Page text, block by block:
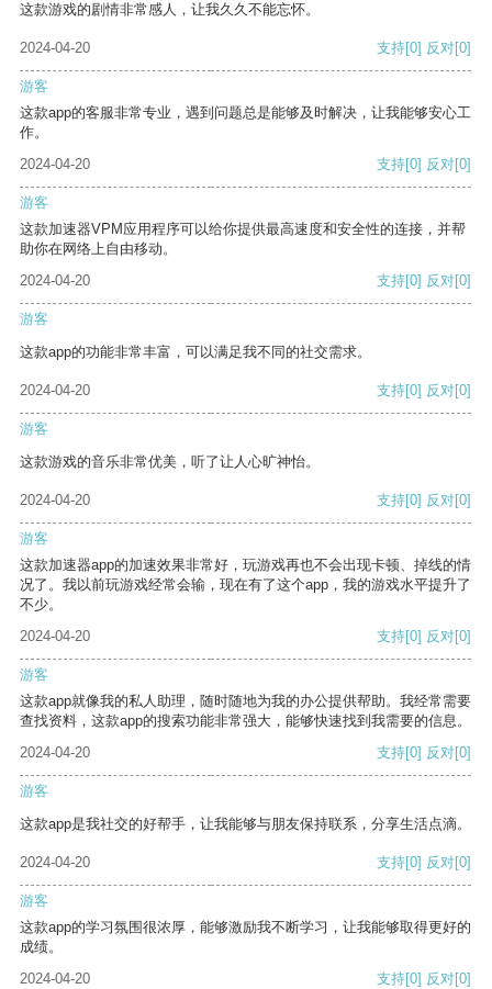
这款游戏的剧情非常感人，让我久久不能忘怀。
2024-04-20 支持[0] 反对[0]
游客
这款app的客服非常专业，遇到问题总是能够及时解决，让我能够安心工
作。
2024-04-20
支持[0] 反对[0]
游客
这款加速器VPM应用程序可以给你提供最高速度和安全性的连接，并帮
助你在网络上自由移动。
2024-04-20
支持[0] 反对[0]
游客
这款app的功能非常丰富，可以满足我不同的社交需求。
2024-04-20 支持[0] 反对[0]
游客
这款游戏的音乐非常优美，听了让人心旷神怡。
2024-04-20 支持[0] 反对[0]
游客
这款加速器app的加速效果非常好，玩游戏再也不会出现卡顿、掉线的情
况了。我以前玩游戏经常会输，现在有了这个app，我的游戏水平提升了
不少。
2024-04-20
支持[0] 反对[0]
游客
这款app就像我的私人助理，随时随地为我的办公提供帮助。我经常需要
查找资料，这款app的搜索功能非常强大，能够快速找到我需要的信息。
2024-04-20
支持[0] 反对[0]
游客
这款app是我社交的好帮手，让我能够与朋友保持联系，分享生活点滴。
2024-04-20 支持[0] 反对[0]
游客
这款app的学习氛围很浓厚，能够激励我不断学习，让我能够取得更好的
成绩。
2024-04-20
支持[0] 反对[0]